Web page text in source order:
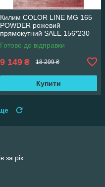
Килим COLOR LINE MG 165
POWDER рожевий
прямокутний SALE 156*230
см
Готово до відправки
9 149 ₴ 18 299 ₴
Купити
за рік